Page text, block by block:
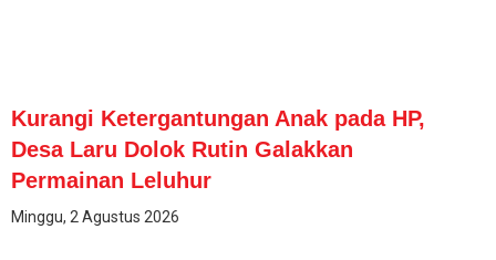
Kurangi Ketergantungan Anak pada HP,
Desa Laru Dolok Rutin Galakkan
Permainan Leluhur
Minggu, 2 Agustus 2026